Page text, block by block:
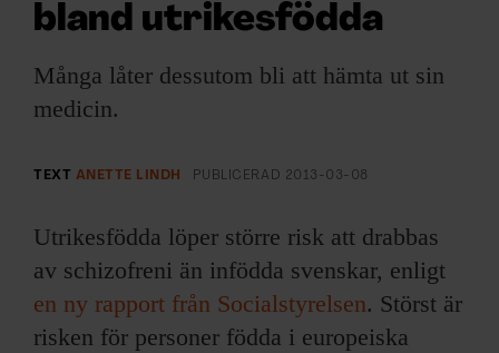
ARKIV & E-TIDNING
LYSSNA/PODD
KONTAKTA F&F
SKRIV I F&F
bland utrikesfödda
Många låter dessutom bli att hämta ut sin
medicin.
TEXT ANETTE LINDH PUBLICERAD 2013-03-08
Utrikesfödda löper större risk att drabbas
av schizofreni än infödda svenskar, enligt
en ny rapport från Socialstyrelsen. Störst är
risken för personer födda i europeiska